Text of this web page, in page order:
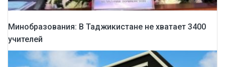
Минобразования: В Таджикистане не хватает 3400
учителей